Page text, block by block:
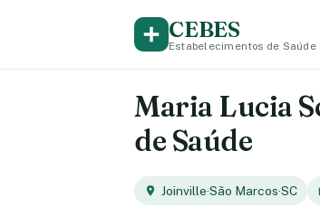
CEBES
Estabelecimentos de Saúde
Maria Lucia
de Saúde
Joinville·São Marcos·SC